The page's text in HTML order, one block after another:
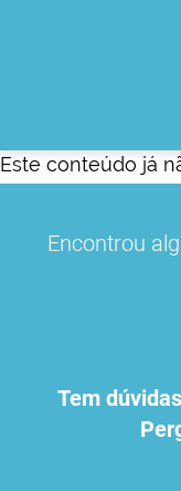
Este conteúdo já
Encontrou
Tem